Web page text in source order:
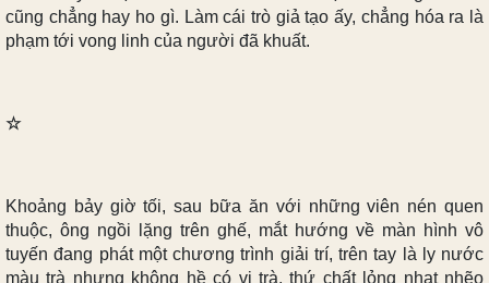
cũng chẳng hay ho gì. Làm cái trò giả tạo ấy, chẳng hóa ra là
phạm tới vong linh của người đã khuất.
☆
Khoảng bảy giờ tối, sau bữa ăn với những viên nén quen
thuộc, ông ngồi lặng trên ghế, mắt hướng về màn hình vô
tuyến đang phát một chương trình giải trí, trên tay là ly nước
màu trà nhưng không hề có vị trà, thứ chất lỏng nhạt nhẽo